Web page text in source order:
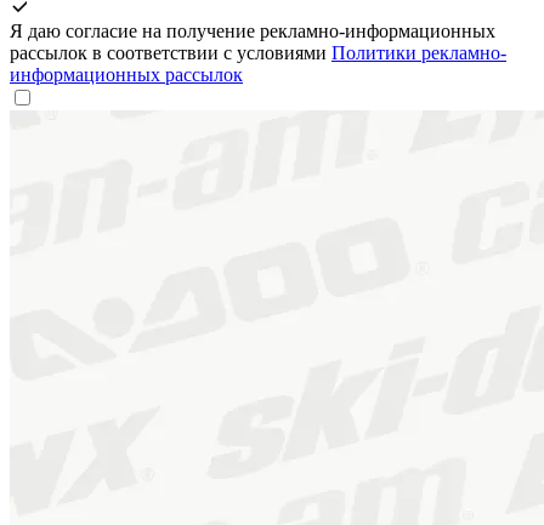
Я даю согласие на получение рекламно-информационных
рассылок в соответствии с условиями Политики рекламно-
информационных рассылок